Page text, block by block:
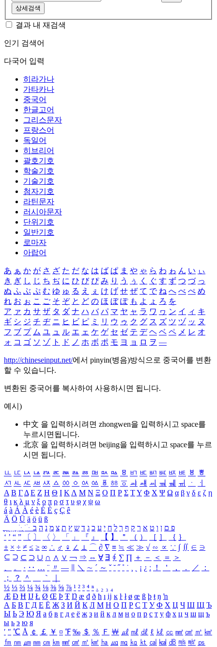
상세검색
결과 내 재검색
인기 검색어
다국어 입력
히라가나
가타카나
중국어
한글고어
그리스문자
프랑스어
독일어
히브리어
괄호기호
학술기호
기술기호
첨자기호
라틴문자
러시아문자
단위기호
일반기호
로마자
아랍어
あ ぁ か が さ ざ た だ な は ば ぱ ま や ゃ ら わ ゎ ん い ぃ
き ぎ し じ ち ぢ に ひ び ぴ み り う ぅ く ぐ す ず つ づ っ
ぬ ふ ぶ ぷ む ゆ ゅ る え ぇ け げ せ ぜ て で ね へ べ ぺ め
れ お ぉ こ ご そ ぞ と ど の ほ ぼ ぽ も よ ょ ろ を
ア ァ カ サ ザ タ ダ ナ ハ バ パ マ ヤ ャ ラ ワ ヮ ン イ ィ キ
ギ シ ジ チ ヂ ニ ヒ ビ ピ ミ リ ウ ゥ ク グ ス ズ ツ ヅ ッ ヌ
フ ブ プ ム ユ ュ ル エ ェ ケ ゲ セ ゼ テ デ ヘ ベ ペ メ レ オ
ォ コ ゴ ソ ゾ ト ド ノ ホ ボ ポ モ ヨ ョ ロ ヲ ―
http://chineseinput.net/에서 pinyin(병음)방식으로 중국어를 변환
할 수 있습니다.
변환된 중국어를 복사하여 사용하시면 됩니다.
예시)
中文 을 입력하시려면 zhongwen을 입력하시고 space를
누르시면됩니다.
北京 을 입력하시려면 beijing을 입력하시고 space를 누르
시면 됩니다.
ㅥ ㅦ ㅧ ㅨ ㅩ ㅪ ㅫ ㅬ ㅭ ㅮ ㅯ ㅰ ㅱ ㅲ ㅳ ㅴ ㅵ ㅶ ㅷ ㅸ
ㅹ
ㅺ ㅻ ㅼ ㅽ ㅾ ㅿ ㆀ ㆁ ㆂ ㆃ ㆄ ㆅ ㆆ ㆇ ㆈ ㆉ ㆊ ㆋ ㆌ ㆍ
ㆎ
Α Β ΓΔ Ε Ζ Η Θ Ι ΚΛ Μ Ν Ξ Ο Π Ρ Σ ΤΥ Φ Χ Ψ Ω α β γ δ ε ζ η
θ ι κ λ μ ν ξ ο π ρ σ τ υ φ χ ψ ω
á à Á À é è É È ç Ç ê
Ä Ö Ü ä ö ü ß
ִֶֹ ֻּ ׁׂ פ ם ן ו ט א ר ק ף ך ל ח י ע כ ג ד ש ץ ת צ מ נ ה ב
‘ ’ “ ” 〔 〕 〈 〉 「 」 『 』 【 】 ＂ （ ） ［ ］ ｛ ｝
± × ÷ ≠ ≤ ≥ ∞ ∴ ♂ ♀ ∠ ⊥ ⌒ ∂ ∇ ≡ ≒ ≪ ≫ √ ∽ ∝ ∵ ∫ ∬ ∈ ∋
⊆ ⊇ ⊂ ⊃ ∪ ∩ ∧ ∨ ￢ ⇒ ⇔ ∀ ∃ ∮ ∑ ∏ ＋ － ＜ ＝
＞
、
。 · ‥ … ¨ 〃 ― ＼ ∼ ´ ～ ˇ ˘ ˝ ˚ ˙ ¸ ¡ ¿ ː ！ ＇ ， ． ／
：
；
？ ＾ ｀
½ ⅓ ⅔ ¼ ¾ ⅛ ⅜ ⅝ ⅞ ¹ ² ³ ⁴ ⁿ ₁ ₂ ₃ ₄
Æ Ð Ħ Ĳ Ł Ø Œ Þ Ŧ Ŋ æ đ ð ħ ı ĳ ĸ ŀ ł ø œ ß þ ŧ ŋ ŉ
А Б В Г Д Е Ё Ж З И Й К Л М Н О П Р С Т У Ф Х Ц Ч Ш Щ Ъ
Ы Ь Э Ю Я а б в г д е ё ж з и й к л м н о п р с т у ф х ц ч ш щ ъ
ы ь э ю я
′ ″ ℃ Å ￠ ￡ ￥ ¤ ℉ ‰ ＄ ％ Ｆ ￦ ㎕ ㎖ ㎗ ℓ ㎘ ㏄ ㎣ ㎤ ㎥ ㎦
㎙ ㎚ ㎛ ㎜ ㎝ ㎞ ㎟ ㎠ ㎡ ㎢ ㏊ ㎍ ㎎ ㎏ ㏏ ㎈ ㎉ ㏈ ㎧ ㎨ ㎰